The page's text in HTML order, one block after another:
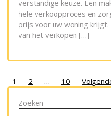
verstandige keuze. Een
hele verkoopproces en
prijs voor uw woning
van het verkopen […]
Posts
pagination
1 2 … 10
Zoeken